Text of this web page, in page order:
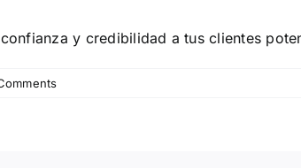
y credibilidad a tus clientes